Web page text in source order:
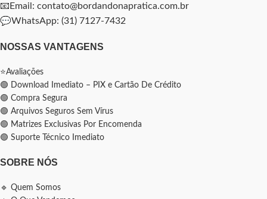
📧Email: contato@bordandonapratica.com.br
💬WhatsApp: (31) 7127-7432
NOSSAS VANTAGENS
⭐Avaliações
🟢 Download Imediato – PIX e Cartão De Crédito
🟢 Compra Segura
🟢 Arquivos Seguros Sem Vírus
🟢 Matrizes Exclusivas Por Encomenda
🟢 Suporte Técnico Imediato
SOBRE NÓS
🔹 Quem Somos